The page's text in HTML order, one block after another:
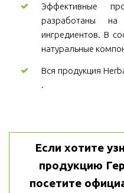
Эффективные
разработаны на
ингредиентов. В
натуральные
Вся продукция
.
Если хотите
продукцию